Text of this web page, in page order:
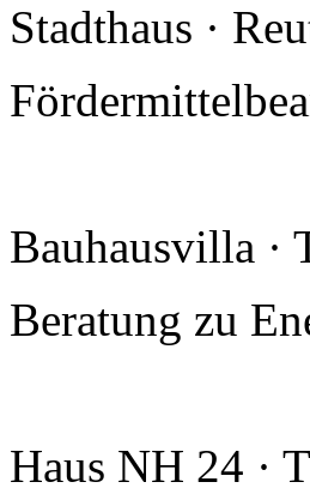
Stadthaus ·
Bauhausvilla ·
Beratung zu
Haus NH 24 ·